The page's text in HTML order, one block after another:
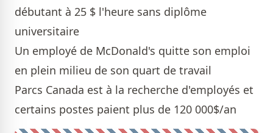
débutant à 25 $ l'heure sans diplôme
universitaire
Un employé de McDonald's quitte son emploi
en plein milieu de son quart de travail
Parcs Canada est à la recherche d'employés et
certains postes paient plus de 120 000$/an